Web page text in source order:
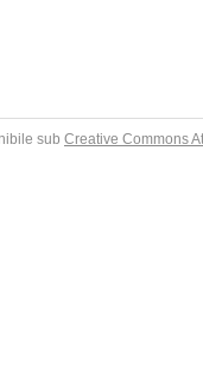
sub Creative Commons